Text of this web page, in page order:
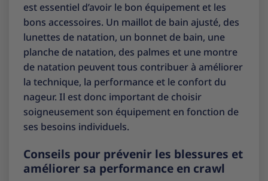
est essentiel d’avoir le bon équipement et les
bons accessoires. Un maillot de bain ajusté, des
lunettes de natation, un bonnet de bain, une
planche de natation, des palmes et une montre
de natation peuvent tous contribuer à améliorer
la technique, la performance et le confort du
nageur. Il est donc important de choisir
soigneusement son équipement en fonction de
ses besoins individuels.
Conseils pour prévenir les blessures et
améliorer sa performance en crawl